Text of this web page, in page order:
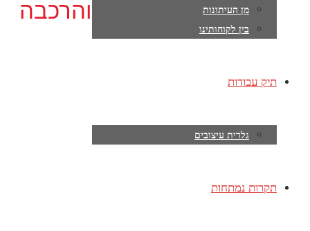
מן העיתונות
בין לקוחותינו
תיק עבודות
גלרית עיצובים
תקרות נמתחות
והרכבה